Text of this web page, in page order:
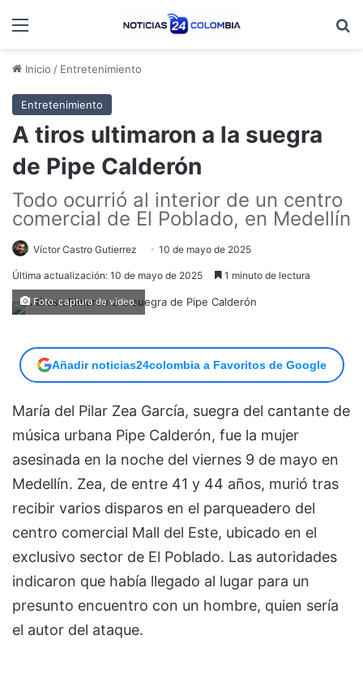
Menú
Inicio / Entretenimiento
Entretenimiento
A tiros ultimaron a la suegra
de Pipe Calderón
Todo ocurrió al interior de un centro
comercial de El Poblado, en Medellín
Víctor Castro Gutierrez 10 de mayo de 2025
Última actualización: 10 de mayo de 2025 1 minuto de lectura
Foto: captura de video.
Añadir noticias24colombia a Favoritos de Google
María del Pilar Zea García, suegra del cantante de
música urbana Pipe Calderón, fue la mujer
asesinada en la noche del viernes 9 de mayo en
Medellín. Zea, de entre 41 y 44 años, murió tras
recibir varios disparos en el parqueadero del
centro comercial Mall del Este, ubicado en el
exclusivo sector de El Poblado. Las autoridades
indicaron que había llegado al lugar para un
presunto encuentro con un hombre, quien sería
el autor del ataque.